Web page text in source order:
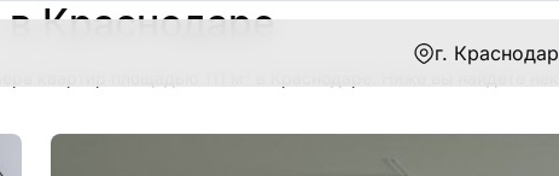
г. Краснодар
в Краснодаре